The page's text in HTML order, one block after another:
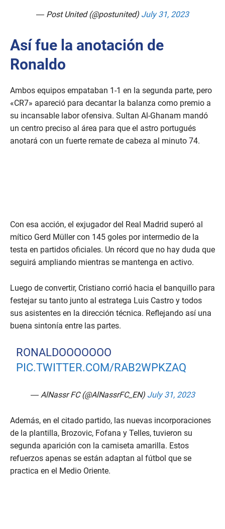
— Post United (@postunited) July 31, 2023
Así fue la anotación de
Ronaldo
Ambos equipos empataban 1-1 en la segunda parte, pero
«CR7» apareció para decantar la balanza como premio a
su incansable labor ofensiva. Sultan Al-Ghanam mandó
un centro preciso al área para que el astro portugués
anotará con un fuerte remate de cabeza al minuto 74.
Con esa acción, el exjugador del Real Madrid superó al
mítico Gerd Müller con 145 goles por intermedio de la
testa en partidos oficiales. Un récord que no hay duda que
seguirá ampliando mientras se mantenga en activo.
Luego de convertir, Cristiano corrió hacia el banquillo para
festejar su tanto junto al estratega Luis Castro y todos
sus asistentes en la dirección técnica. Reflejando así una
buena sintonía entre las partes.
RONALDOOOOOOO
PIC.TWITTER.COM/RAB2WPKZAQ
— AlNassr FC (@AlNassrFC_EN) July 31, 2023
Además, en el citado partido, las nuevas incorporaciones
de la plantilla, Brozovic, Fofana y Telles, tuvieron su
segunda aparición con la camiseta amarilla. Estos
refuerzos apenas se están adaptan al fútbol que se
practica en el Medio Oriente.